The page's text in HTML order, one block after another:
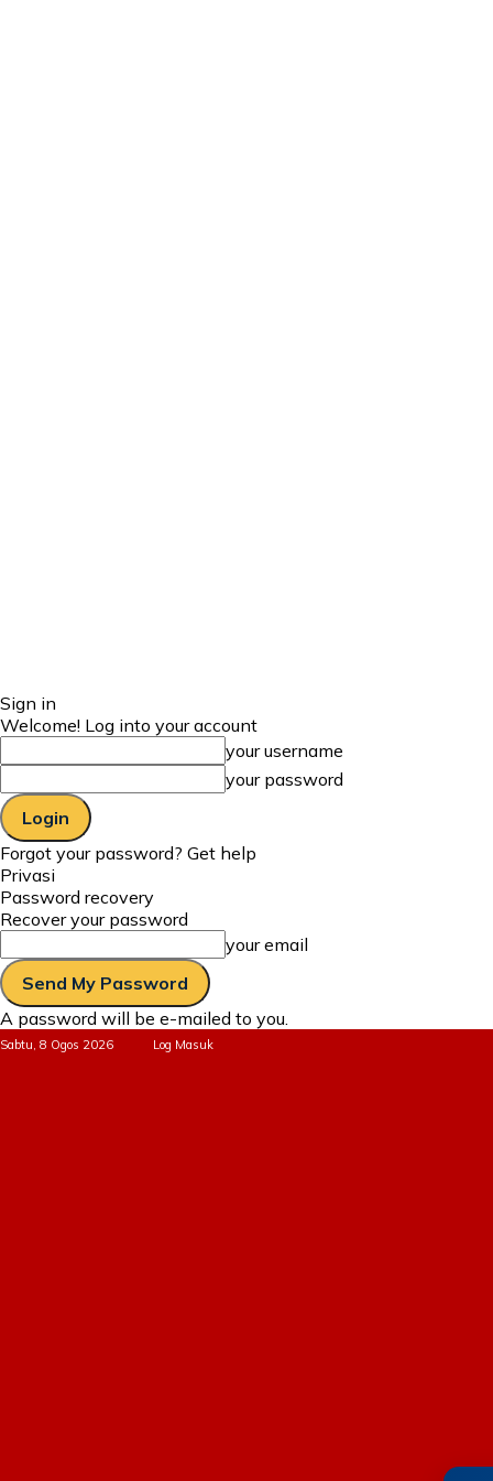
Sign in
Welcome! Log into your account
your username
your password
Forgot your password? Get help
Privasi
Password recovery
Recover your password
your email
A password will be e-mailed to you.
Sabtu, 8 Ogos 2026 Log Masuk